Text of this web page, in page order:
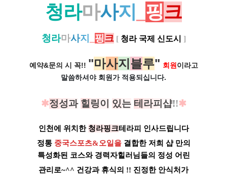
청라마사지 핑크
청라마사지 핑크[ 청라 국제 신도시 ]
예약&문의 시 꼭!! "마사지 블루" 회원 이라고
말씀하셔야 회원가 적용되십니다.
✱정성과 힐 링이 있는 테 라피 샵!!✱
인천에 위치한 청라핑크테라피 인사드립니다
정통 중국스포츠&오일을결합한 저희 샵 만의
특성화된 코스와 경력자힐러님들의 정성 어린
관리로~^^ 건강과 휴식의 !! 진정한 안식처가